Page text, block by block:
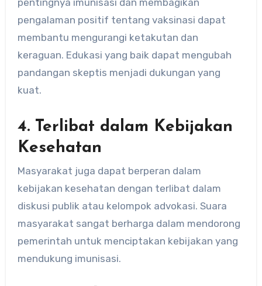
pengalaman positif tentang vaksinasi dapat
membantu mengurangi ketakutan dan
keraguan. Edukasi yang baik dapat mengubah
pandangan skeptis menjadi dukungan yang
kuat.
4. Terlibat dalam Kebijakan
Kesehatan
Masyarakat juga dapat berperan dalam
kebijakan kesehatan dengan terlibat dalam
diskusi publik atau kelompok advokasi. Suara
masyarakat sangat berharga dalam mendorong
pemerintah untuk menciptakan kebijakan yang
mendukung imunisasi.